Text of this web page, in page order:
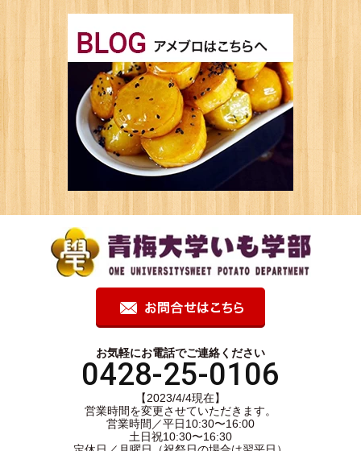
お気軽にお電話でご連絡ください
0428-25-0106
【2023/4/4現在】
営業時間を変更させていただきます。
営業時間／平日10:30〜16:00
土日祝10:30〜16:30